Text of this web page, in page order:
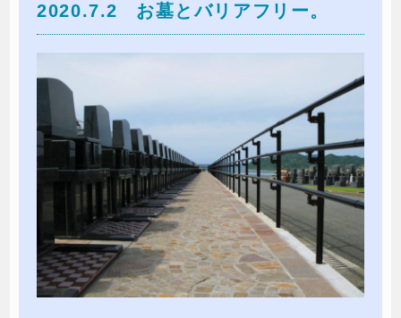
2020.7.2 お墓とバリアフリー。